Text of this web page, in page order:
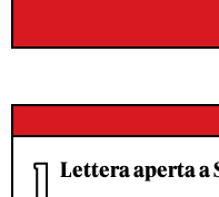
Lettera aperta a